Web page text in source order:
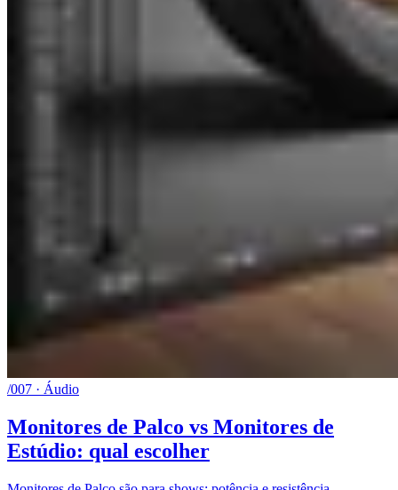
/007 · Áudio
Monitores de Palco vs Monitores de
Estúdio: qual escolher